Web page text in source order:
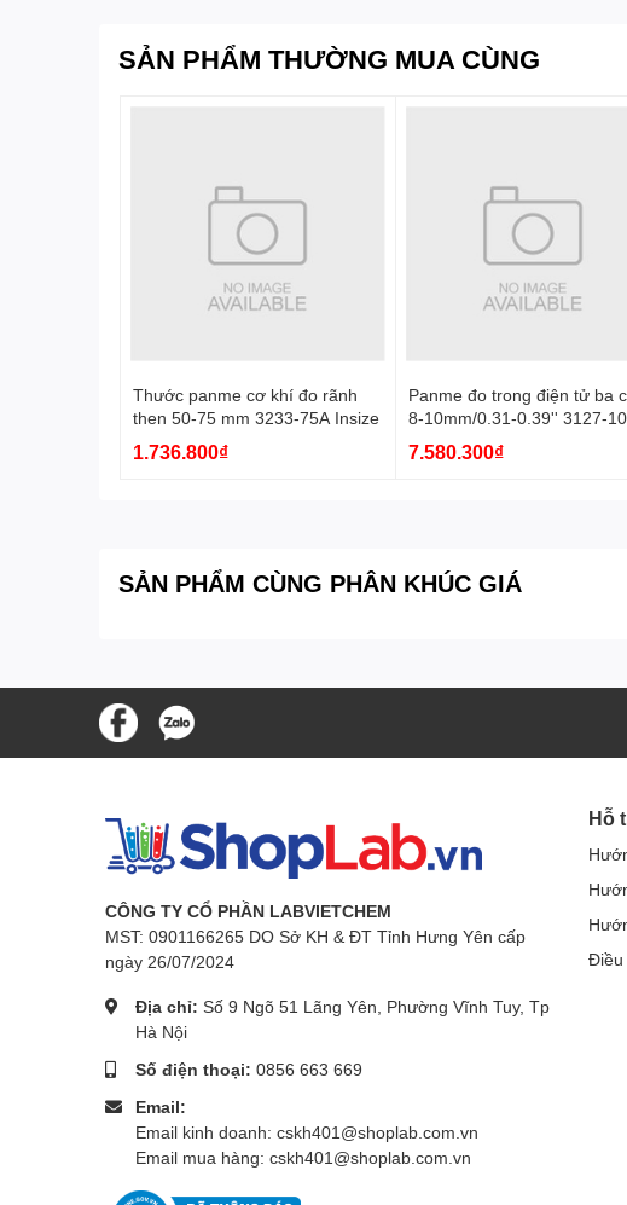
SẢN PHẨM THƯỜNG MUA CÙNG
Thước panme cơ khí đo rãnh
then 50-75 mm 3233-75A Insize
1.736.800₫
Panme đo trong điện tử ba
8-10mm/0.31-0.39'' 3127-10
Insize
7.580.300₫
SẢN PHẨM CÙNG PHÂN KHÚC GIÁ
CÔNG TY CỔ PHẦN LABVIETCHEM
MST: 0901166265 DO Sở KH & ĐT Tỉnh Hưng Yên cấp
ngày 26/07/2024
Địa chỉ: Số 9 Ngõ 51 Lãng Yên, Phường Vĩnh Tuy, Tp
Hà Nội
Số điện thoại: 0856 663 669
Email:
Email kinh doanh: cskh401@shoplab.com.vn
Email mua hàng: cskh401@shoplab.com.vn
Hỗ
Điều